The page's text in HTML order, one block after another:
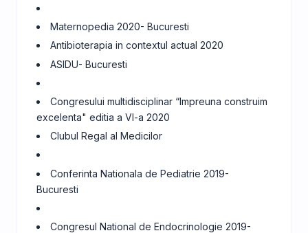
Maternopedia 2020- Bucuresti
Antibioterapia in contextul actual 2020
ASIDU- Bucuresti
Congresului multidisciplinar “Impreuna construim
excelenta" editia a VI-a 2020
Clubul Regal al Medicilor
Conferinta Nationala de Pediatrie 2019-
Bucuresti
Congresul National de Endocrinologie 2019-